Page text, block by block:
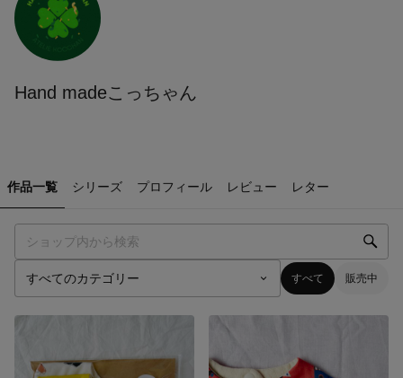
Hand madeこっちゃん
作品一覧 シリーズ プロフィール レビュー レター
すべて 販売中